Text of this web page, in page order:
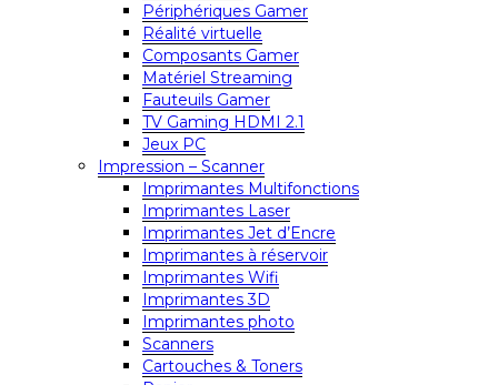
Périphériques Gamer
Réalité virtuelle
Composants Gamer
Matériel Streaming
Fauteuils Gamer
TV Gaming HDMI 2.1
Jeux PC
Impression – Scanner
Imprimantes Multifonctions
Imprimantes Laser
Imprimantes Jet d’Encre
Imprimantes à réservoir
Imprimantes Wifi
Imprimantes 3D
Imprimantes photo
Scanners
Cartouches & Toners